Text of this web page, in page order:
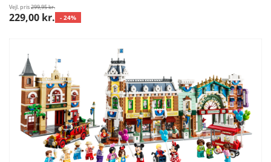
Vejl. pris299,95 kr.
229,00 kr. - 24%